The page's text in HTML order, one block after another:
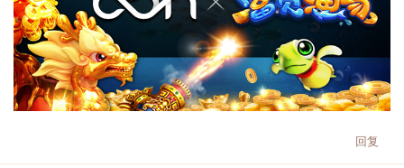
回复